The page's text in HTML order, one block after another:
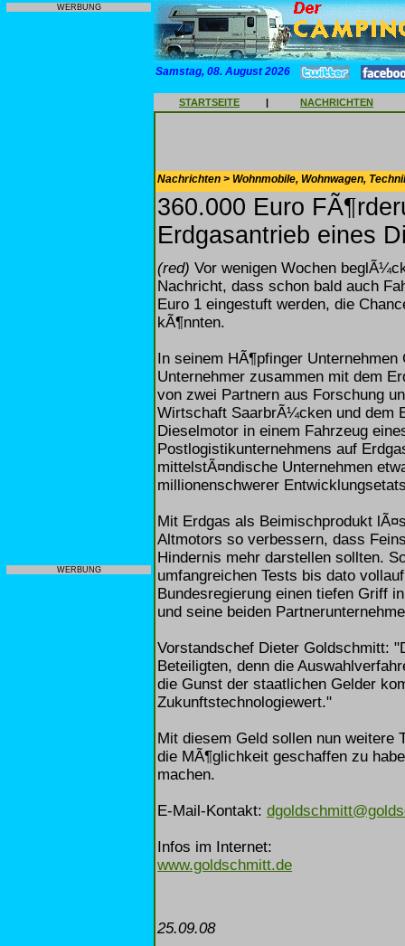
WERBUNG
WERBUNG
Samstag, 08. August 2026
STARTSEITE | NACHRICHTEN
Nachrichten > Wohnmobile, Wohnwagen,
360.000 Euro
Erdgasantrieb eines
(red) Vor wenigen Wochen
Nachricht, dass schon bald auch
Euro 1 eingestuft werden, die
kÃ¶nnten.
In seinem HÃ¶pfinger
Unternehmer zusammen mit dem
von zwei Partnern aus Forschung
Wirtschaft SaarbrÃ¼cken und dem
Dieselmotor in einem Fahrzeug
Postlogistikunternehmens auf
mittelstÃ¤ndische Unternehmen
millionenschwerer
Mit Erdgas als Beimischprodukt
Altmotors so verbessern, dass
Hindernis mehr darstellen sollten.
umfangreichen Tests bis dato
Bundesregierung einen tiefen Griff
und seine beiden
Vorstandschef Dieter Goldschmitt:
Beteiligten, denn die
die Gunst der staatlichen Gelder
Zukunftstechnologiewert."
Mit diesem Geld sollen nun weitere
die MÃ¶glichkeit geschaffen zu
machen.
E-Mail-Kontakt:
Infos im Internet:
www.goldschmitt.de
25.09.08